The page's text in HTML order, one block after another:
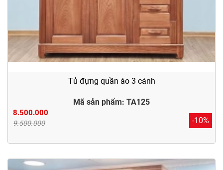
Tủ đựng quần áo 3 cánh
Mã sản phẩm: TA125
8.500.000
9.500.000 -10%